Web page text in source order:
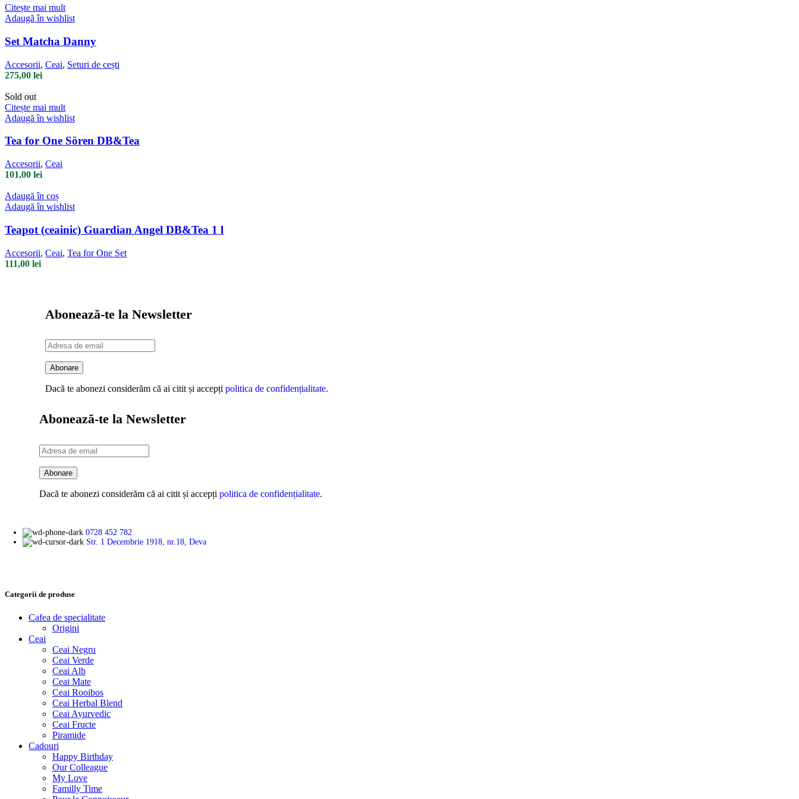
Citește mai mult
Adaugă în wishlist
Set Matcha Danny
Accesorii, Ceai, Seturi de cești
275,00 lei
Sold out
Citește mai mult
Adaugă în wishlist
Tea for One Sören DB&Tea
Accesorii, Ceai
101,00 lei
Adaugă în coș
Adaugă în wishlist
Teapot (ceainic) Guardian Angel DB&Tea 1 l
Accesorii, Ceai, Tea for One Set
111,00 lei
Abonează-te la Newsletter
Dacă te abonezi considerăm că ai citit și accepți politica de confidențialitate.
Abonează-te la Newsletter
Dacă te abonezi considerăm că ai citit și accepți politica de confidențialitate.
0728 452 782
Str. 1 Decembrie 1918, nr.18, Deva
Categorii de produse
Cafea de specialitate
Origini
Ceai
Ceai Negru
Ceai Verde
Ceai Alb
Ceai Mate
Ceai Rooibos
Ceai Herbal Blend
Ceai Ayurvedic
Ceai Fructe
Piramide
Cadouri
Happy Birthday
Our Colleague
My Love
Familly Time